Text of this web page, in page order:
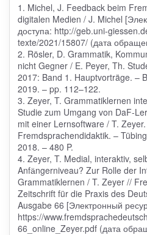
1. Michel, J. Feedback beim
digitalen Medien / J. Michel
доступа: http://geb.uni-
texte/2021/15807/ (дата
2. Rösler, D. Grammatik,
nicht Gegner / E. Peyer, Th.
2017: Band 1. Hauptvorträge. –
2019. – pp. 112–122.
3. Zeyer, T. Grammatiklernen
Studie zum Umgang von DaF-
mit einer Lernsoftware / T.
Fremdsprachendidaktik. –
2018. – 480 P.
4. Zeyer, T. Medial, interaktiv,
Anfӓngerniveau? Zur Rolle der
Grammatiklernen / T. Zeyer //
Zeitschrift für die Praxis des
Ausgabe 66 [Электронный
https://
66_online_Zeyer.pdf (дата